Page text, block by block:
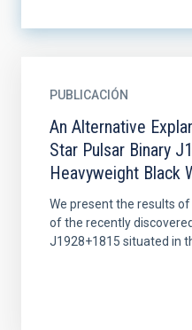
PUBLICACIÓN
An Alternative
Star Pulsar Binary
Heavyweight Black
We present the results
of the recently
J1928+1815 situated in